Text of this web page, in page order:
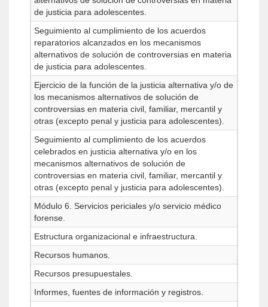
de justicia para adolescentes.
Seguimiento al cumplimiento de los acuerdos
reparatorios alcanzados en los mecanismos
alternativos de solución de controversias en materia
de justicia para adolescentes.
Ejercicio de la función de la justicia alternativa y/o de
los mecanismos alternativos de solución de
controversias en materia civil, familiar, mercantil y
otras (excepto penal y justicia para adolescentes).
Seguimiento al cumplimiento de los acuerdos
celebrados en justicia alternativa y/o en los
mecanismos alternativos de solución de
controversias en materia civil, familiar, mercantil y
otras (excepto penal y justicia para adolescentes).
Módulo 6. Servicios periciales y/o servicio médico
forense.
Estructura organizacional e infraestructura.
Recursos humanos.
Recursos presupuestales.
Informes, fuentes de información y registros.